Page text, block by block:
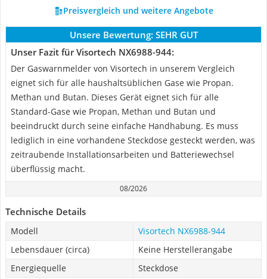
Preisvergleich und weitere Angebote
Unsere Bewertung: SEHR GUT
Unser Fazit für Visortech ‎NX6988-944:
Der Gaswarnmelder von Visortech in unserem Vergleich
eignet sich für alle haushaltsüblichen Gase wie Propan.
Methan und Butan. Dieses Gerät eignet sich für alle
Standard-Gase wie Propan, Methan und Butan und
beeindruckt durch seine einfache Handhabung. Es muss
lediglich in eine vorhandene Steckdose gesteckt werden, was
zeitraubende Installationsarbeiten und Batteriewechsel
überflüssig macht.
08/2026
Technische Details
Modell
Visortech ‎NX6988-944
Lebensdauer (circa)
Keine Herstellerangabe
Energiequelle
Steckdose